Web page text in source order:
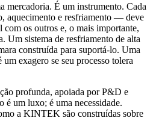
mercadoria. É um instrumento. Cada
aquecimento e resfriamento — deve
com os outros e, o mais importante,
Um sistema de resfriamento de alta
construída para suportá-lo. Uma
exagero se seu processo tolera
profunda, apoiada por P&D e
é um luxo; é uma necessidade.
a KINTEK são construídas sobre